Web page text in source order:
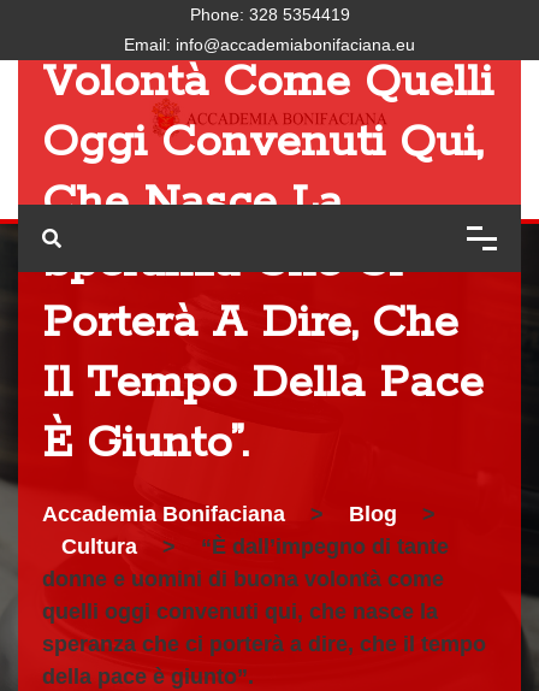
Phone: 328 5354419
Email: info@accademiabonifaciana.eu
Uomini Di Buona
Volontà Come Quelli
Oggi Convenuti Qui,
Che Nasce La
Speranza Che Ci
Porterà A Dire, Che
Il Tempo Della Pace
È Giunto”.
Accademia Bonifaciana > Blog
>
Cultura
>
“È dall’impegno di tante
donne e uomini di buona volontà come
quelli oggi convenuti qui, che nasce la
speranza che ci porterà a dire, che il tempo
della pace è giunto”.